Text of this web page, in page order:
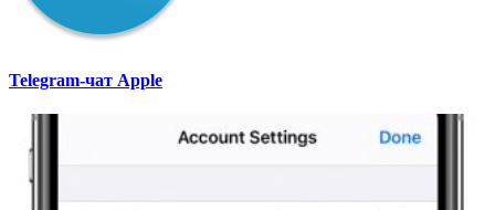
Telegram-чат Apple